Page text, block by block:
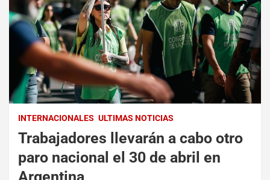
INTERNACIONALES ULTIMAS NOTICIAS
Trabajadores llevarán a cabo otro
paro nacional el 30 de abril en